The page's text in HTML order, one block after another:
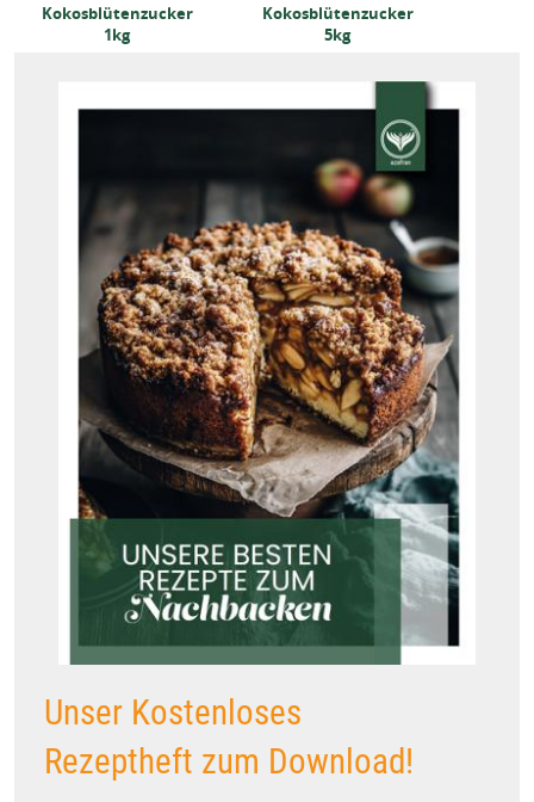
Kokosblütenzucker
1kg
Kokosblütenzucker
5kg
Unser Kostenloses
Rezeptheft zum Download!